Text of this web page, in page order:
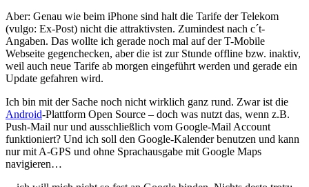
Aber: Genau wie beim iPhone sind halt die Tarife der Telekom
(vulgo: Ex-Post) nicht die attraktivsten. Zumindest nach c´t-
Angaben. Das wollte ich gerade noch mal auf der T-Mobile
Webseite gegenchecken, aber die ist zur Stunde offline bzw. inaktiv,
weil auch neue Tarife ab morgen eingeführt werden und gerade ein
Update gefahren wird.
Ich bin mit der Sache noch nicht wirklich ganz rund. Zwar ist die
Android-Plattform Open Source – doch was nutzt das, wenn z.B.
Push-Mail nur und ausschließlich vom Google-Mail Account
funktioniert? Und ich soll den Google-Kalender benutzen und kann
nur mit A-GPS und ohne Sprachausgabe mit Google Maps
navigieren…